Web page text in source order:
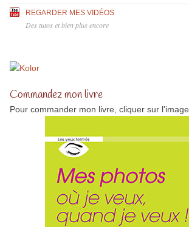
REGARDER MES VIDÉOS
Des tutos et bien plus encore
Commandez mon livre
Pour commander mon livre, cliquer sur l'image.